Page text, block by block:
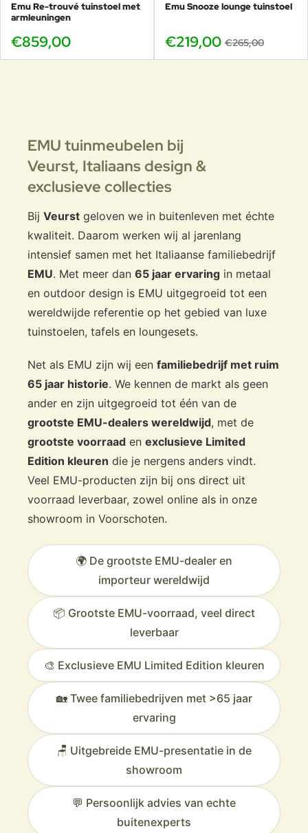
Emu Re-trouvé tuinstoel met
armleuningen
€859,00
Emu Snooze lounge tuinstoel
€219,00 €265,00
EMU tuinmeubelen bij
Veurst, Italiaans design &
exclusieve collecties
Bij Veurst geloven we in buitenleven met échte
kwaliteit. Daarom werken wij al jarenlang
intensief samen met het Italiaanse familiebedrijf
EMU. Met meer dan 65 jaar ervaring in metaal
en outdoor design is EMU uitgegroeid tot een
wereldwijde referentie op het gebied van luxe
tuinstoelen, tafels en loungesets.
Net als EMU zijn wij een familiebedrijf met ruim
65 jaar historie. We kennen de markt als geen
ander en zijn uitgegroeid tot één van de
grootste EMU-dealers wereldwijd, met de
grootste voorraad en exclusieve Limited
Edition kleuren die je nergens anders vindt.
Veel EMU-producten zijn bij ons direct uit
voorraad leverbaar, zowel online als in onze
showroom in Voorschoten.
🌍 De grootste EMU-dealer en
importeur wereldwijd
📦 Grootste EMU-voorraad, veel direct
leverbaar
🎨 Exclusieve EMU Limited Edition kleuren
🏡 Twee familiebedrijven met >65 jaar
ervaring
🪑 Uitgebreide EMU-presentatie in de
showroom
💬 Persoonlijk advies van echte
buitenexperts